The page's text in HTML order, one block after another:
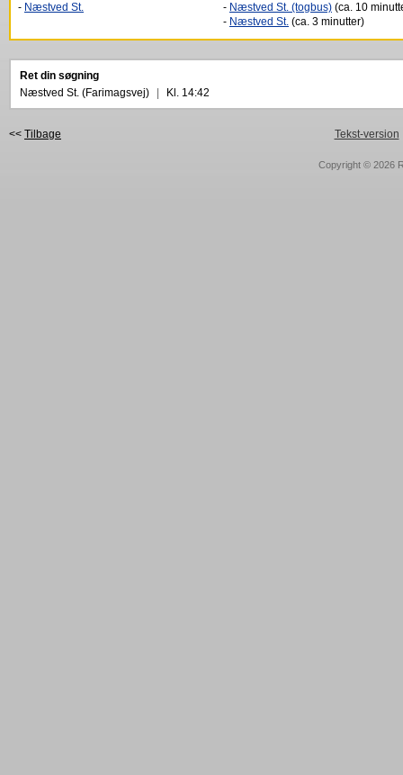
- Næstved St.
- Næstved St. (togbus) (ca. 10
- Næstved St. (ca. 3 minutter)
Ret din søgning
Næstved St. (Farimagsvej)
Kl. 14:42
<< Tilbage Tekst-version
Copyright © 2026